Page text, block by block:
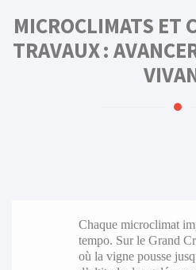
MICROCLIMATS ET
TRAVAUX :
Chaque microclimat
tempo. Sur le Grand
où la vigne pousse